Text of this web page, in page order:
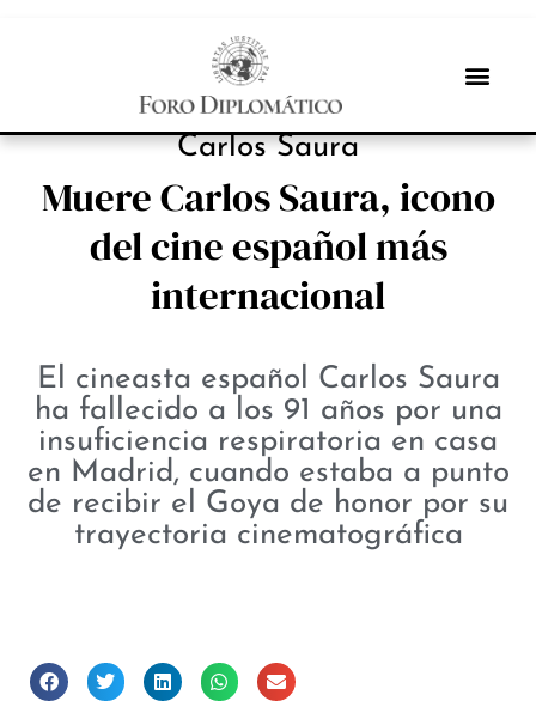
NOTICIAS
Carlos Saura
Muere Carlos Saura, icono
del cine español más
internacional
El cineasta español Carlos Saura
ha fallecido a los 91 años por una
insuficiencia respiratoria en casa
en Madrid, cuando estaba a punto
de recibir el Goya de honor por su
trayectoria cinematográfica